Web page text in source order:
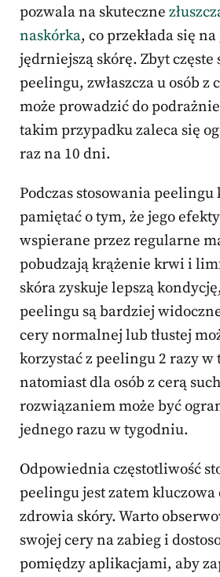
pozwala na skuteczne
naskórka, co przekłada się na
jędrniejszą skórę. Zbyt częste
peelingu, zwłaszcza u osób z
może prowadzić do
takim przypadku zaleca się
raz na 10 dni.
Podczas stosowania
pamiętać o tym, że jego
wspierane przez regularne
pobudzają krążenie krwi i
skóra zyskuje lepszą
peelingu są bardziej
cery normalnej lub tłustej
korzystać z peelingu 2 razy w
natomiast dla osób z cerą
rozwiązaniem może być
jednego razu w tygodniu.
Odpowiednia częstotliwość
peelingu jest zatem
zdrowia skóry. Warto
swojej cery na zabieg i
pomiędzy aplikacjami, aby